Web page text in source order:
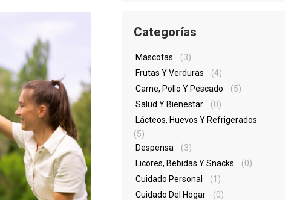
Categorías
Mascotas
(3)
Frutas Y Verduras
(4)
Carne, Pollo Y Pescado
(5)
Salud Y Bienestar
(0)
Lácteos, Huevos Y Refrigerados
(5)
Despensa
(3)
Licores, Bebidas Y Snacks
(0)
Cuidado Personal
(1)
Cuidado Del Hogar
(0)